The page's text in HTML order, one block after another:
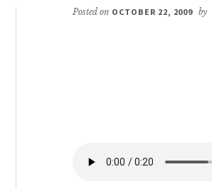
Posted on OCTOBER 22, 2009 by